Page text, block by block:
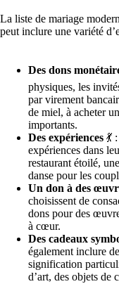
La liste de mariage
peut inclure une variété
Des dons
physiques, les
par virement
de miel, à acheter
importants.
Des expériences 💃
expériences dans
restaurant étoilé,
danse pour les
Un don à des
choisissent de
dons pour des
à cœur.
Des cadeaux
également inclure
signification
d’art, des objets de